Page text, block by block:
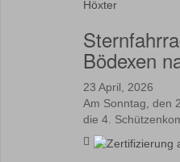
Bödexen
23 April, 2026
Am Sonntag, den
die 4.